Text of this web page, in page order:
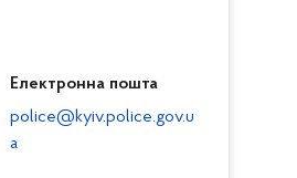
Електронна пошта
police@kyiv.police.gov.u
a